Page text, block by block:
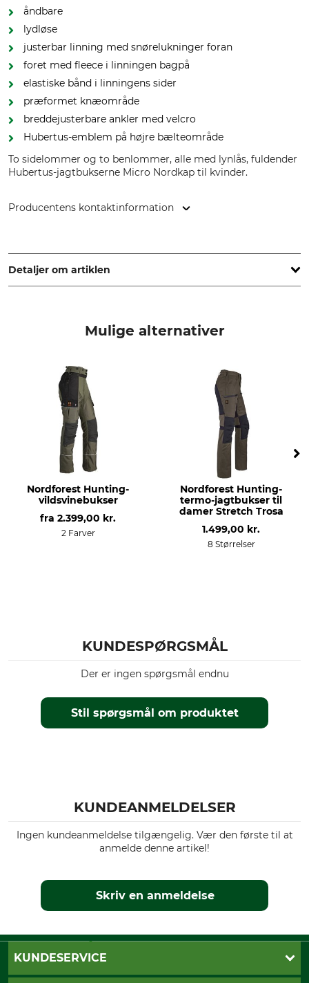
åndbare
lydløse
justerbar linning med snørelukninger foran
foret med fleece i linningen bagpå
elastiske bånd i linningens sider
præformet knæområde
breddejusterbare ankler med velcro
Hubertus-emblem på højre bælteområde
To sidelommer og to benlommer, alle med lynlås, fuldender
Hubertus-jagtbukserne Micro Nordkap til kvinder.
Producentens kontaktinformation
28876 Oyten, Germany, www.overhues-schuessler.de
Detaljer om artiklen
Micro Nordkap
100% Polyester
90% Polyester
10% Polyacryl
30 °C kulørt vask
Må ikke bleges
Tørring
Tør ikke i tørretumbleren
Strygning
Strygning op til 110 °C
Professionel tekstilpleje
Anledning
Made in Europe
farve
oliven-brun.
Tøjstørrelse
Mulige alternativer
Nordforest Hunting-
vildsvinebukser
fra 2.399,00 kr.
2 Farver
Nordforest Hunting-
termo-jagtbukser til
damer Stretch Trosa
1.499,00 kr.
8 Størrelser
KUNDESPØRGSMÅL
Stil spørgsmål om produktet
Der er ingen spørgsmål endnu
KUNDEANMELDELSER
Ingen kundeanmeldelse tilgængelig. Vær den første til at
anmelde denne artikel!
Skriv en anmeldelse
KUNDESERVICE